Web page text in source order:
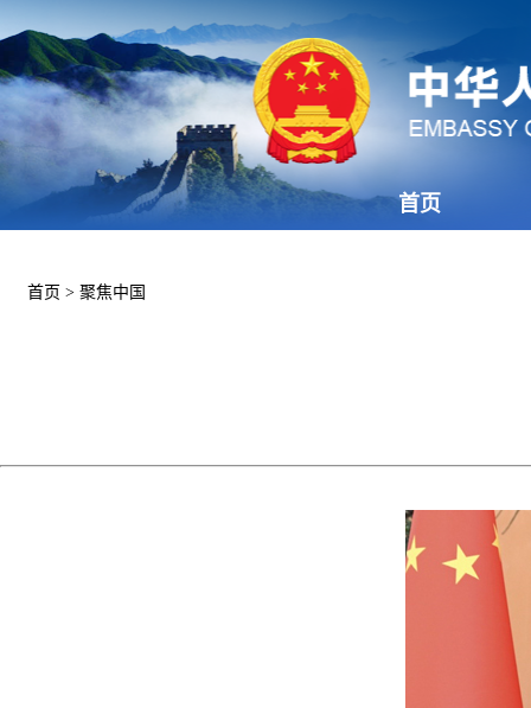
首页
首页 > 聚焦中国